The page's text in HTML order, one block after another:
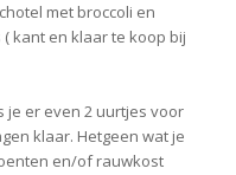
met broccoli en
kant en klaar te koop bij
je er even 2 uurtjes voor
klaar. Hetgeen wat je
en/of rauwkost